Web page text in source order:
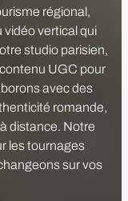
régional,
vertical qui
studio parisien,
UGC pour
avec des
romande,
distance. Notre
les tournages
sur vos